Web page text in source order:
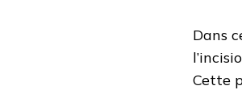
Dans
Cette